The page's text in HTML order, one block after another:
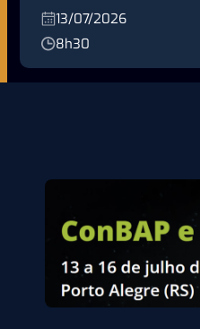
13/07/2026
8h30